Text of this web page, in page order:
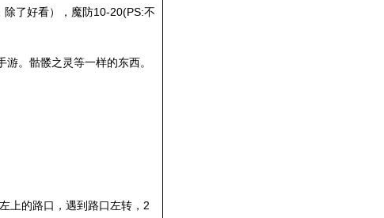
了好看），魔防10-20(PS:不
。骷髅之灵等一样的东西。
上的路口，遇到路口左转，2